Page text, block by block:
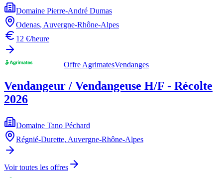
Domaine Pierre-André Dumas
Odenas, Auvergne-Rhône-Alpes
12 €/heure
Offre AgrimatesVendanges
Vendangeur / Vendangeuse H/F - Récolte
2026
Domaine Tano Péchard
Régnié-Durette, Auvergne-Rhône-Alpes
Voir toutes les offres